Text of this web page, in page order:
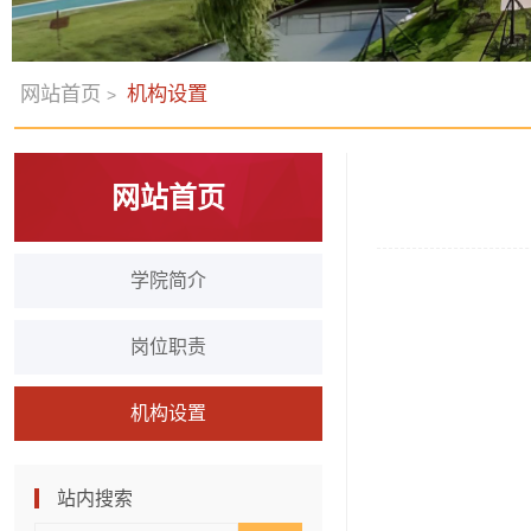
网站首页 > 机构设置
网站首页
学院简介
岗位职责
机构设置
站内搜索